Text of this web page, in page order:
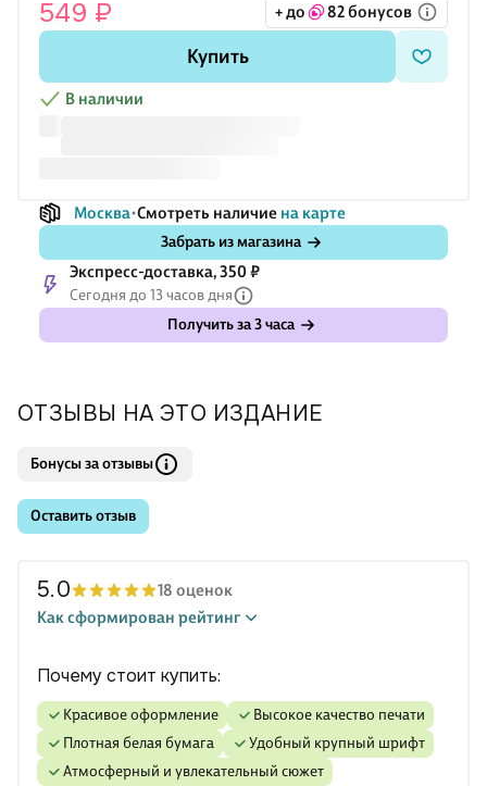
олимпийцем, забрасывает корабль Одиссея к далеким
берегам. Так начинается полное испытаний и препятствий
путешествие царя Итаки, которое займет долгие десять лет…
В этой книге знаменитая поэма Гомер
549 ₽ + до 82 бонусов
Купить
В наличии
Москва Смотреть наличие на карте
Забрать из магазина
Экспресс-доставка, 350 ₽
Сегодня до 13 часов дня
Получить за 3 часа
ОТЗЫВЫ НА ЭТО ИЗДАНИЕ
Бонусы за отзывы
Оставить отзыв
5.0
18 оценок
Как сформирован рейтинг
Почему стоит купить:
Красивое оформление
Высокое качество печати
Плотная белая бумага
Удобный крупный шрифт
Атмосферный и увлекательный сюжет